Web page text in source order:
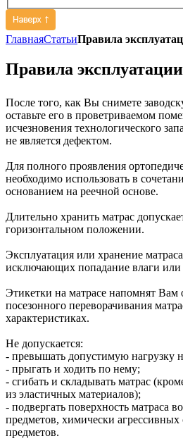
ГлавнаяСтатьиПравила
Правила
После того, как Вы снимете
оставьте его в проветриваемом
исчезновения технологического
не является дефектом.
Для полного проявления
необходимо использовать в
основанием на реечной основе.
Длительно хранить матрас
горизонтальном положении.
Эксплуатация или хранение
исключающих попадание влаги или
Этикетки на матрасе напомнят Вам
посезонного переворачивания
характеристиках.
Не допускается:
- превышать допустимую нагрузку
- прыгать и ходить по нему;
- сгибать и складывать матрас
из эластичных материалов);
- подвергать поверхность матраса
предметов, химически агрессивных
предметов.